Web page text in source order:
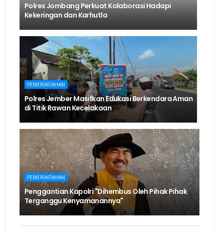
Polres Jombang Perkuat Kolaborasi Hadapi
Kekeringan dan Karhutla
PEMERINTAHAN
Polres Jember Masifkan Edukasi Berkendara Aman
di Titik Rawan Kecelakaan
PEMERINTAHAN
Penggantian Kapolri "Dihembus Oleh Pihak Pihak
Terganggu Kenyamanannya"